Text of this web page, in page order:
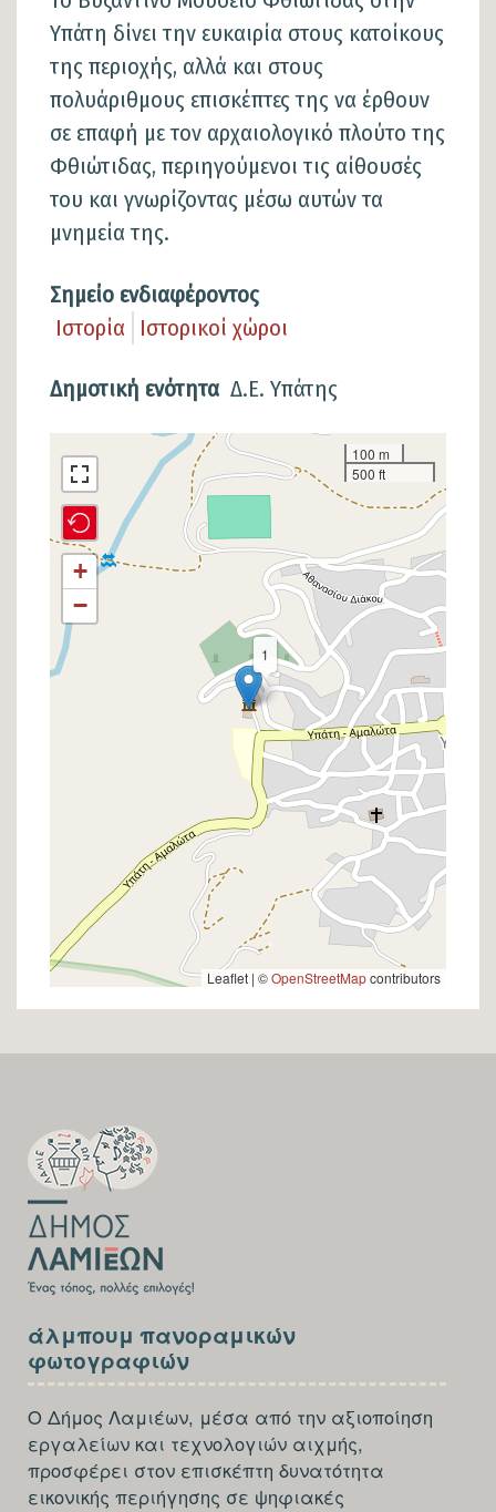
Υπάτη δίνει την ευκαιρία στους κατοίκους
της περιοχής, αλλά και στους
πολυάριθμους επισκέπτες της να έρθουν
σε επαφή με τον αρχαιολογικό πλούτο της
Φθιώτιδας, περιηγούμενοι τις αίθουσές
του και γνωρίζοντας μέσω αυτών τα
μνημεία της.
Σημείο ενδιαφέροντος
Ιστορία
Ιστορικοί χώροι
Δημοτική ενότητα Δ.Ε. Υπάτης
Σημείο
στον
χάρτη
1
+
−
100 m
500 ft
Leaflet | ©OpenStreetMapcontributors
FOOTER-
FIRST
SECTION
FOOTER-
THIRD
άλμπουμ πανοραμικών
φωτογραφιών
Ο Δήμος Λαμιέων, μέσα από την αξιοποίηση
εργαλείων και τεχνολογιών αιχμής,
προσφέρει στον επισκέπτη δυνατότητα
εικονικής περιήγησης σε ψηφιακές